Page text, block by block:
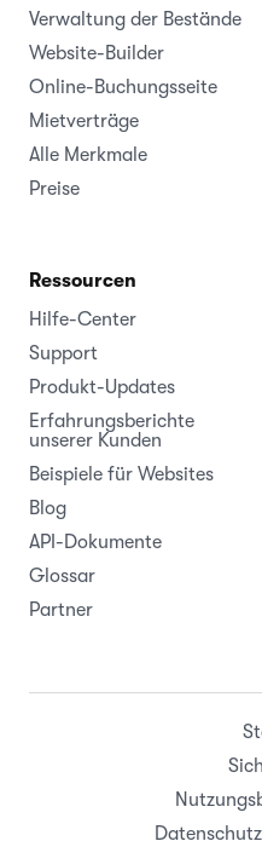
Verwaltung der Bestände
Website-Builder
Online-Buchungsseite
Mietverträge
Alle Merkmale
Preise
Ressourcen
Hilfe-Center
Support
Produkt-Updates
Erfahrungsberichte
unserer Kunden
Beispiele für Websites
Blog
API-Dokumente
Glossar
Partner